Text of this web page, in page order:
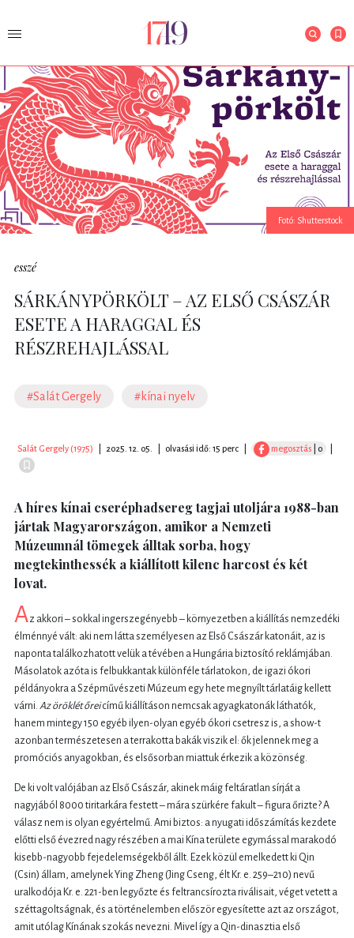
Fotó: Shutterstock
esszé
SÁRKÁNYPÖRKÖLT – AZ ELSŐ CSÁSZÁR
ESETE A HARAGGAL ÉS
RÉSZREHAJLÁSSAL
#Salát Gergely #kínai nyelv
Salát Gergely (1975) 2025. 12. 05. olvasási idő: 15 perc megosztás | 0
A híres kínai cseréphadsereg tagjai utoljára 1988-ban
jártak Magyarországon, amikor a Nemzeti
Múzeumnál tömegek álltak sorba, hogy
megtekinthessék a kiállított kilenc harcost és két
lovat.
Az akkori – sokkal ingerszegényebb – környezetben a kiállítás nemzedéki
élménnyé vált: aki nem látta személyesen az Első Császár katonáit, az is
naponta találkozhatott velük a tévében a Hungária biztosító reklámjában.
Másolatok azóta is felbukkantak különféle tárlatokon, de igazi ókori
példányokra a Szépművészeti Múzeum egy hete megnyílt tárlatáig kellett
várni. Az öröklét őreicímű kiállításon nemcsak agyagkatonák láthatók,
hanem mintegy 150 egyéb ilyen-olyan egyéb ókori csetresz is, a show-t
azonban természetesen a terrakotta bakák viszik el: ők jelennek meg a
promóciós anyagokban, és elsősorban miattuk érkezik a közönség.
De ki volt valójában az Első Császár, akinek máig feltáratlan sírját a
nagyjából 8000 tiritarkára festett – mára szürkére fakult – figura őrizte? A
válasz nem is olyan egyértelmű. Ami biztos: a nyugati időszámítás kezdete
előtti első évezred nagy részében a mai Kína területe egymással marakodó
kisebb-nagyobb fejedelemségekből állt. Ezek közül emelkedett ki Qin
(Csin) állam, amelynek Ying Zheng (Jing Cseng, élt Kr. e. 259–210) nevű
uralkodója Kr. e. 221-ben legyőzte és feltrancsírozta riválisait, véget vetett a
széttagoltságnak, és a történelemben először egyesítette azt az országot,
amit utólag Kínának szokás nevezni. Mivel így a Qin-dinasztia első